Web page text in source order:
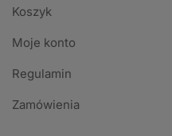
Koszyk
Moje konto
Regulamin
Zamówienia